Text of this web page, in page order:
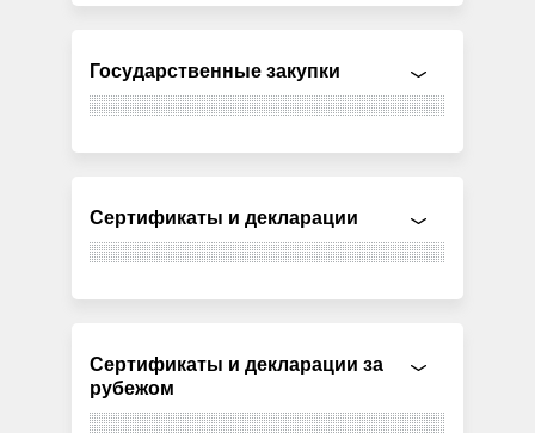
Государственные закупки
Сертификаты и декларации
Сертификаты и декларации за
рубежом